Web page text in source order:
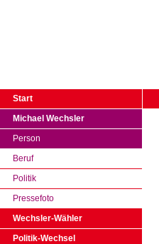
Start
Michael Wechsler
Person
Beruf
Politik
Pressefoto
Wechsler-Wähler
Politik-Wechsel